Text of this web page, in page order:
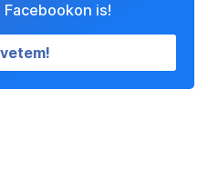
is!